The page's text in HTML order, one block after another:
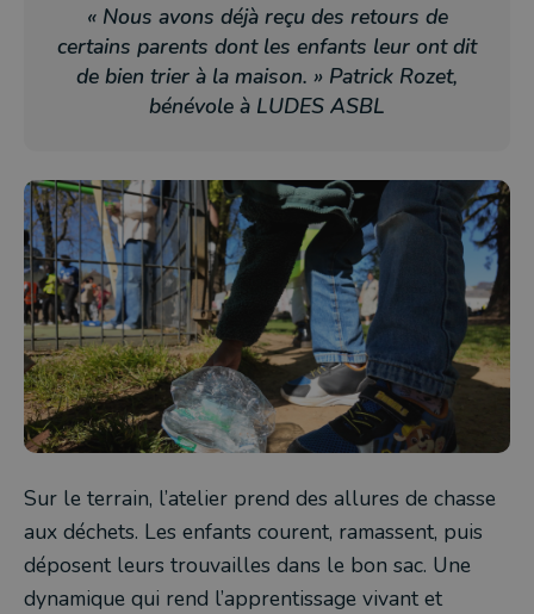
« Nous avons déjà reçu des retours de
certains parents dont les enfants leur ont dit
de bien trier à la maison. » Patrick Rozet,
bénévole à LUDES ASBL
Sur le terrain, l’atelier prend des allures de chasse
aux déchets. Les enfants courent, ramassent, puis
déposent leurs trouvailles dans le bon sac. Une
dynamique qui rend l’apprentissage vivant et